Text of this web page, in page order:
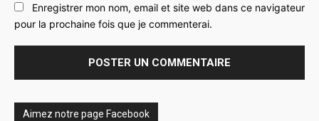
Enregistrer mon nom, email et site web dans ce navigateur
pour la prochaine fois que je commenterai.
Aimez notre page Facebook